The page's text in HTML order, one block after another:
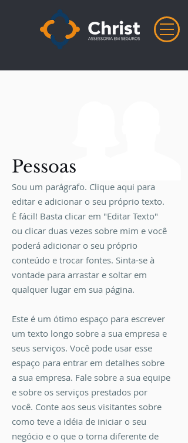
Pessoas
Sou um parágrafo. Clique aqui para
editar e adicionar o seu próprio texto.
É fácil! Basta clicar em "Editar Texto"
ou clicar duas vezes sobre mim e você
poderá adicionar o seu próprio
conteúdo e trocar fontes. Sinta-se à
vontade para arrastar e soltar em
qualquer lugar em sua página.
Este é um ótimo espaço para escrever
um texto longo sobre a sua empresa e
seus serviços. Você pode usar esse
espaço para entrar em detalhes sobre
a sua empresa. Fale sobre a sua equipe
e sobre os serviços prestados por
você. Conte aos seus visitantes sobre
como teve a idéia de iniciar o seu
negócio e o que o torna diferente de